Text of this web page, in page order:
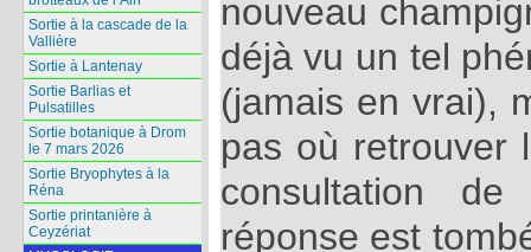
nouveau
déjà vu un tel
(jamais en vrai),
pas où retrouver
consultation
réponse est
Sortie à la cascade de la
Vallière
Sortie à Lantenay
Sortie Barlias et
Pulsatilles
Sortie botanique à Drom
le 7 mars 2026
Sortie Bryophytes à la
Réna
Sortie printanière à
Ceyzériat